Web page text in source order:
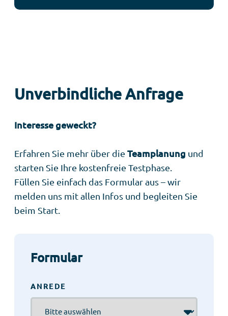
Unverbindliche Anfrage
Interesse geweckt?
Erfahren Sie mehr über die Teamplanung und
starten Sie Ihre kostenfreie Testphase.
Füllen Sie einfach das Formular aus – wir
melden uns mit allen Infos und begleiten Sie
beim Start.
Formular
ANREDE